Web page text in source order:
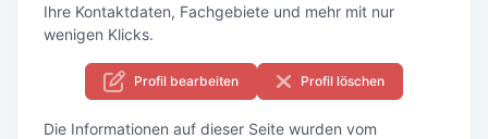
Ihre Kontaktdaten, Fachgebiete und mehr mit nur
wenigen Klicks.
Profil bearbeiten Profil löschen
Die Informationen auf dieser Seite wurden vom